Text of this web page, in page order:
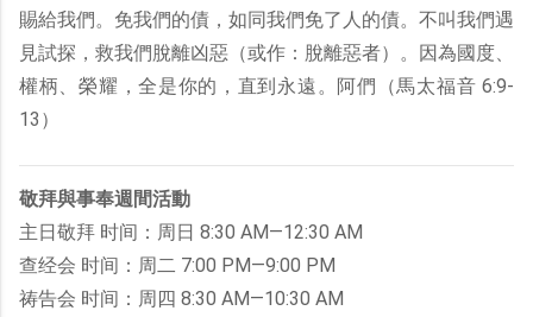
賜給我們。免我們的債，如同我們免了人的債。不叫我們遇
見試探，救我們脫離凶惡（或作：脫離惡者）。因為國度、
權柄、榮耀，全是你的，直到永遠。阿們（馬太福音 6:9-
13）
敬拜與事奉週間活動
主日敬拜 时间：周日 8:30 AM—12:30 AM
查经会 时间：周二 7:00 PM—9:00 PM
祷告会 时间：周四 8:30 AM—10:30 AM